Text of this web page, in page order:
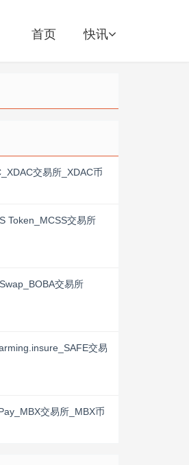
首页 快讯
交易所_XDAC币
Token_MCSS交易所
交易所
交易
交易所_MBX币